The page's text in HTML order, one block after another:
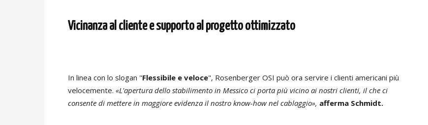
Vicinanza al cliente e supporto al progetto ottimizzato
In linea con lo slogan "Flessibile e veloce", Rosenberger OSI può ora servire i clienti americani più
velocemente. «L'apertura dello stabilimento in Messico ci porta più vicino ai nostri clienti, il che ci
consente di mettere in maggiore evidenza il nostro know-how nel cablaggio», afferma Schmidt.